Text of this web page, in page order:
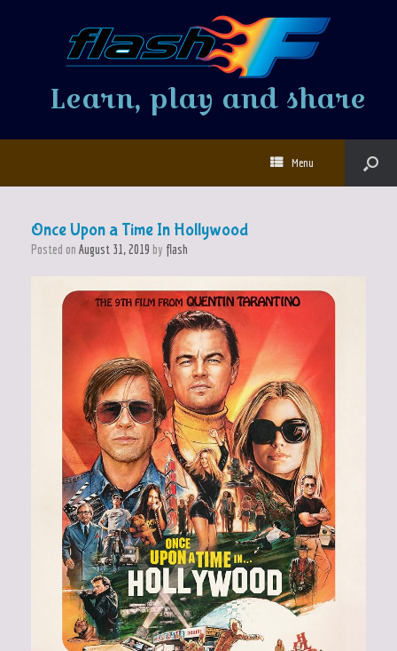
Learn, play and share
Menu
Once Upon a Time In Hollywood
Posted on August 31, 2019 by flash